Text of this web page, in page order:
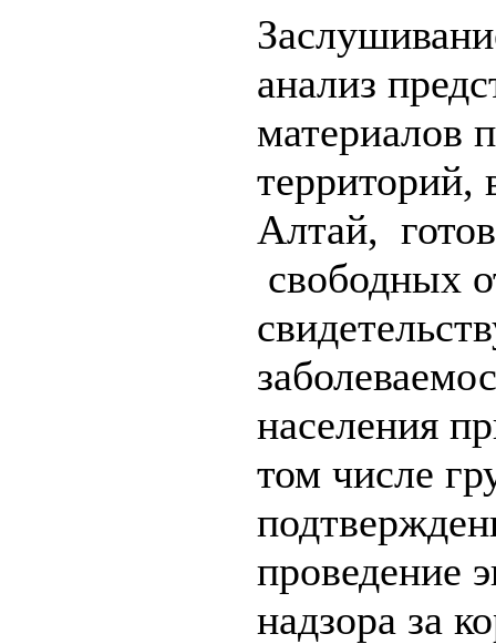
анализ
материалов
территорий,
Алтай,
свободных
населения
том числе
проведение
надзора за